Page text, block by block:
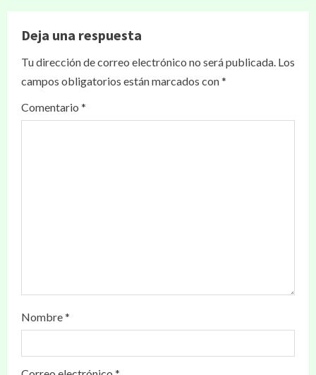
Deja una respuesta
Tu dirección de correo electrónico no será publicada. Los
campos obligatorios están marcados con*
Comentario *
Nombre*